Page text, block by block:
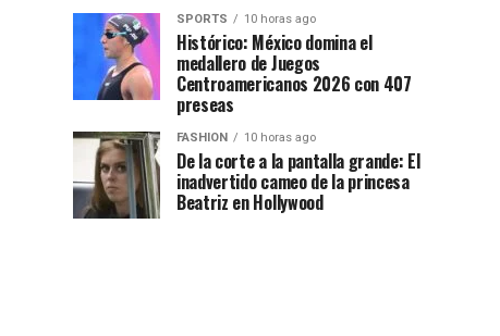
SPORTS 10 horas ago
Histórico: México domina el
medallero de Juegos
Centroamericanos 2026 con 407
preseas
FASHION 10 horas ago
De la corte a la pantalla grande: El
inadvertido cameo de la princesa
Beatriz en Hollywood